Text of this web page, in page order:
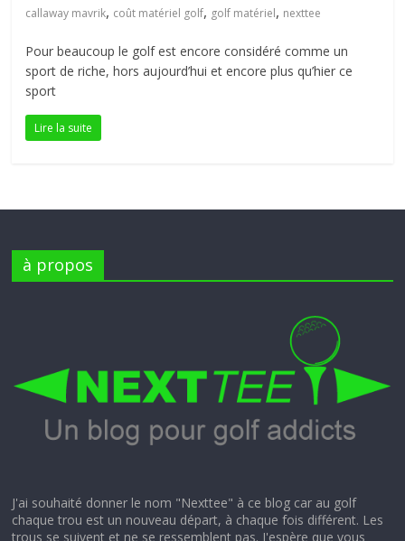
callaway mavrik, coût matériel golf, golf matériel, nexttee
Pour beaucoup le golf est encore considéré comme un
sport de riche, hors aujourd’hui et encore plus qu’hier ce
sport
Lire la suite
à propos
J'ai souhaité donner le nom "Nexttee" à ce blog car au golf
chaque trou est un nouveau départ, à chaque fois différent. Les
trous se suivent et ne se ressemblent pas. J'espère que vous